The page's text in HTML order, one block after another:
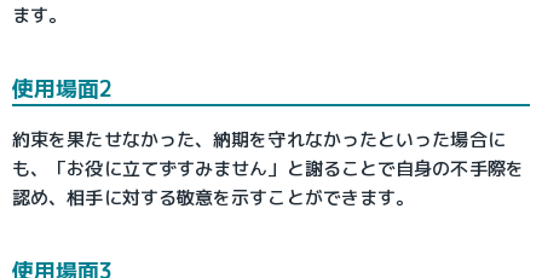
ます。
使用場面2
約束を果たせなかった、納期を守れなかったといった場合に
も、「お役に立てずすみません」と謝ることで自身の不手際を
認め、相手に対する敬意を示すことができます。
使用場面3